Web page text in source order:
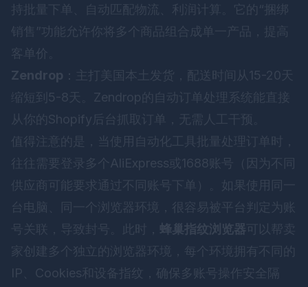
持批量下单、自动匹配物流、利润计算。它的“捆绑
销售”功能允许你将多个商品组合成单一产品，提高
客单价。
Zendrop ：主打美国本土发货，配送时间从15-20天
缩短到5-8天。Zendrop的自动订单处理系统能直接
从你的Shopify后台抓取订单，无需人工干预。
值得注意的是，当使用自动化工具批量处理订单时，
往往需要登录多个AliExpress或1688账号（因为不同
供应商可能要求通过不同账号下单）。如果使用同一
台电脑、同一个浏览器环境，很容易被平台判定为账
号关联，导致封号。此时， 蜂巢指纹浏览器可以帮卖
家创建多个独立的浏览器环境，每个环境拥有不同的
IP、Cookies和设备指纹，确保多账号操作安全隔